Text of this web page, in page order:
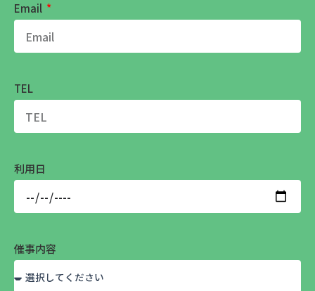
Email
TEL
利用日
催事内容